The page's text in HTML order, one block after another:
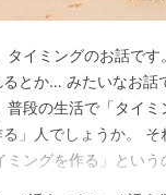
タイミングのお話で
とか… みたいなお話
普段の生活で「タイ
」人でしょうか。 そ
ミングを作る」とい